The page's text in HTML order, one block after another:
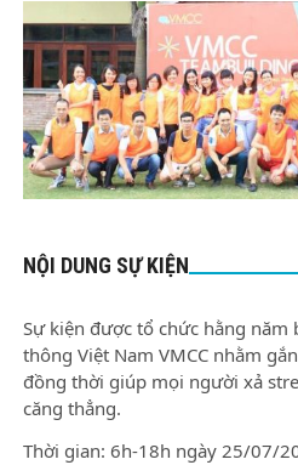
NỘI DUNG SỰ KIỆN
Sự kiện được tổ chức hằng năm
thông Việt Nam VMCC nhằm
đồng thời giúp mọi người xả
căng thẳng.
Thời gian: 6h-18h ngày 25/07/